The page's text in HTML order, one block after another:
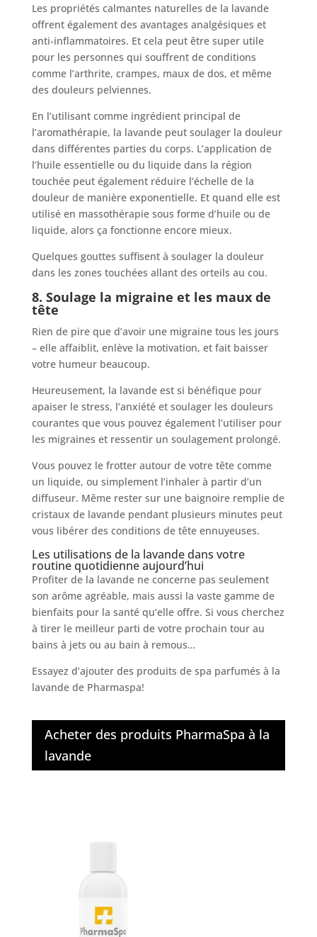
Les propriétés calmantes naturelles de la lavande
offrent également des avantages analgésiques et
anti-inflammatoires. Et cela peut être super utile
pour les personnes qui souffrent de conditions
comme l’arthrite, crampes, maux de dos, et même
des douleurs pelviennes.
En l’utilisant comme ingrédient principal de
l’aromathérapie, la lavande peut soulager la douleur
dans différentes parties du corps. L’application de
l’huile essentielle ou du liquide dans la région
touchée peut également réduire l’échelle de la
douleur de manière exponentielle. Et quand elle est
utilisé en massothérapie sous forme d’huile ou de
liquide, alors ça fonctionne encore mieux.
Quelques gouttes suffisent à soulager la douleur
dans les zones touchées allant des orteils au cou.
8. Soulage la migraine et les maux de
tête
Rien de pire que d’avoir une migraine tous les jours
– elle affaiblit, enlève la motivation, et fait baisser
votre humeur beaucoup.
Heureusement, la lavande est si bénéfique pour
apaiser le stress, l’anxiété et soulager les douleurs
courantes que vous pouvez également l’utiliser pour
les migraines et ressentir un soulagement prolongé.
Vous pouvez le frotter autour de votre tête comme
un liquide, ou simplement l’inhaler à partir d’un
diffuseur. Même rester sur une baignoire remplie de
cristaux de lavande pendant plusieurs minutes peut
vous libérer des conditions de tête ennuyeuses.
Les utilisations de la lavande dans votre
routine quotidienne aujourd’hui
Profiter de la lavande ne concerne pas seulement
son arôme agréable, mais aussi la vaste gamme de
bienfaits pour la santé qu’elle offre. Si vous cherchez
à tirer le meilleur parti de votre prochain tour au
bains à jets ou au bain à remous…
Essayez d’ajouter des produits de spa parfumés à la
lavande de Pharmaspa!
Acheter des produits PharmaSpa à la
lavande